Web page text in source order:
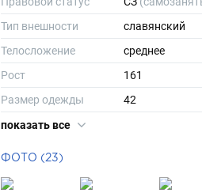
Тип внешности
славянский
Телосложение
среднее
Рост
161
Размер одежды
42
Размер обуви
показать все
ФОТО (23)